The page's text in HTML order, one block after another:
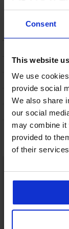
Consent
This website
We use
provide social
We also share
our social
may combine it
provided to
of their
Play ONPHomie
739 Kč
DOPRAVA A
VÝMĚNA
ÚDRŽBA A PRANÍ
O ZNAČCE